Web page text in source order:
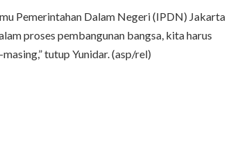
Pemerintahan Dalam Negeri (IPDN) Jakarta
proses pembangunan bangsa, kita harus
tutup Yunidar. (asp/rel)